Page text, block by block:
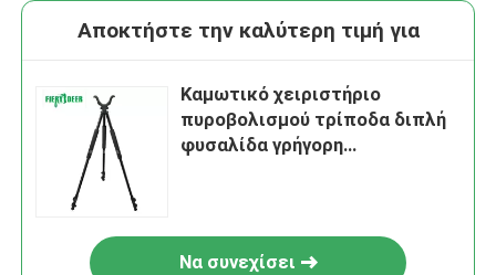
Αποκτήστε την καλύτερη τιμή για
Καμωτικό χειριστήριο
πυροβολισμού τρίποδα διπλή
φυσαλίδα γρήγορη
Να συνεχίσει